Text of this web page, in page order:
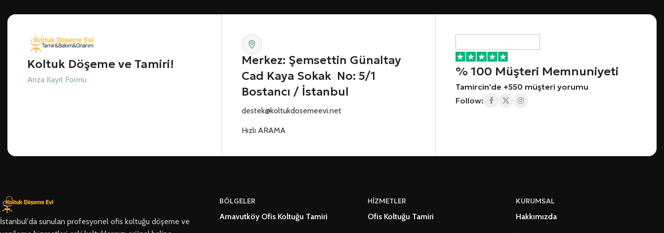
Koltuk Döşeme ve Tamiri!
Arıza Kayıt Formu
Merkez: Şemsettin Günaltay
Cad Kaya Sokak No: 5/1
Bostancı / İstanbul
destek@koltukdosemeevi.net
Hızlı ARAMA
% 100 Müşteri Memnuniyeti
Tamircin'de +550 müşteri yorumu
Follow:
İstanbul'da sunulan profesyonel ofis koltuğu döşeme ve
BÖLGELER
Arnavutköy Ofis Koltuğu Tamiri
HİZMETLER
Ofis Koltuğu Tamiri
KURUMSAL
Hakkımızda